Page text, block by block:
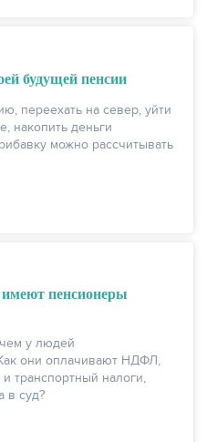
БАНКОВ
будущей пенсии
переехать на север, уйти
накопить деньги
можно рассчитывать
пенсионеры
у людей
они оплачивают НДФЛ,
транспортный налоги,
в суд?